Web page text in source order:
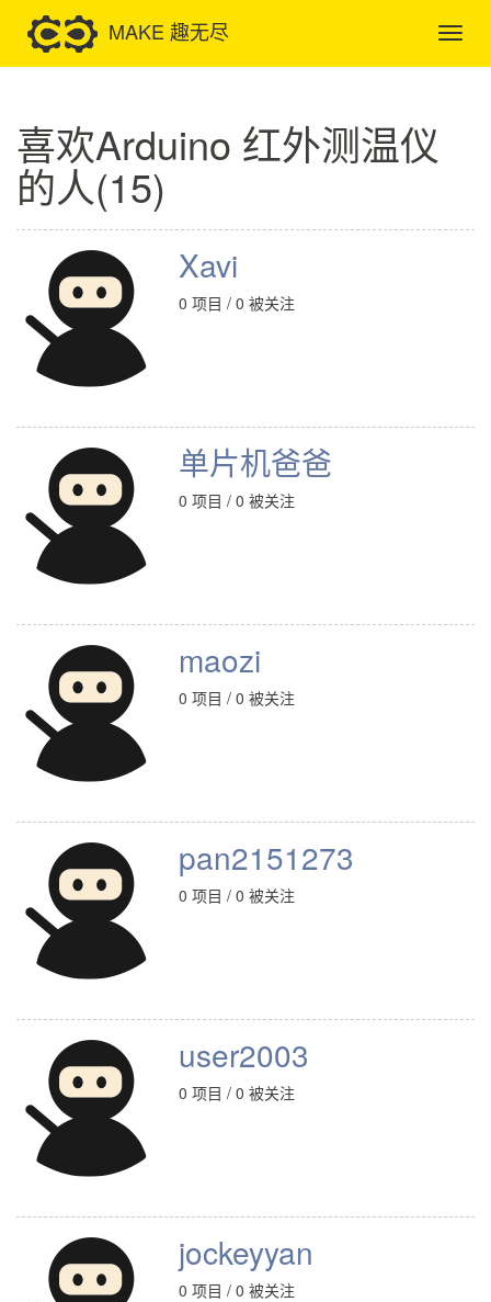
MAKE 趣无尽
喜欢Arduino 红外测温仪
的人(15)
Xavi
0 项目 / 0 被关注
单片机爸爸
0 项目 / 0 被关注
maozi
0 项目 / 0 被关注
pan2151273
0 项目 / 0 被关注
user2003
0 项目 / 0 被关注
jockeyyan
0 项目 / 0 被关注